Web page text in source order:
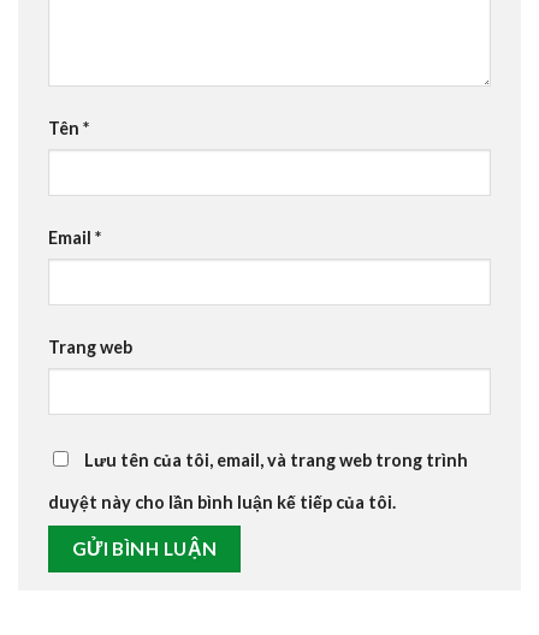
Tên *
Email *
Trang web
Lưu tên của tôi, email, và trang web trong trình
duyệt này cho lần bình luận kế tiếp của tôi.